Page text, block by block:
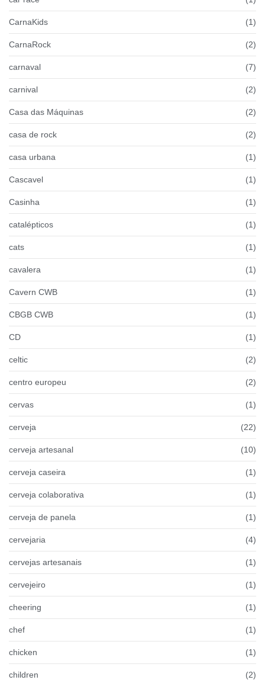
CarnaKids (1)
CarnaRock (2)
carnaval (7)
carnival (2)
Casa das Máquinas (2)
casa de rock (2)
casa urbana (1)
Cascavel (1)
Casinha (1)
catalépticos (1)
cats (1)
cavalera (1)
Cavern CWB (1)
CBGB CWB (1)
CD (1)
celtic (2)
centro europeu (2)
cervas (1)
cerveja (22)
cerveja artesanal (10)
cerveja caseira (1)
cerveja colaborativa (1)
cerveja de panela (1)
cervejaria (4)
cervejas artesanais (1)
cervejeiro (1)
cheering (1)
chef (1)
chicken (1)
children (2)